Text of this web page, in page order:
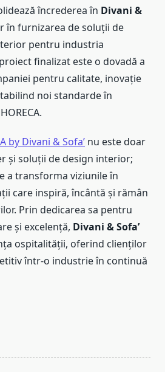
încrederea în Divani &
în furnizarea de soluții de
pentru industria
finalizat este o dovadă a
pentru calitate, inovație
noi standarde în
by Divani & Sofa’ nu este doar
și soluții de design interior;
a transforma viziunile în
care inspiră, încântă și rămân
Prin dedicarea sa pentru
și excelență, Divani & Sofa’
ospitalității, oferind clienților
într-o industrie în continuă